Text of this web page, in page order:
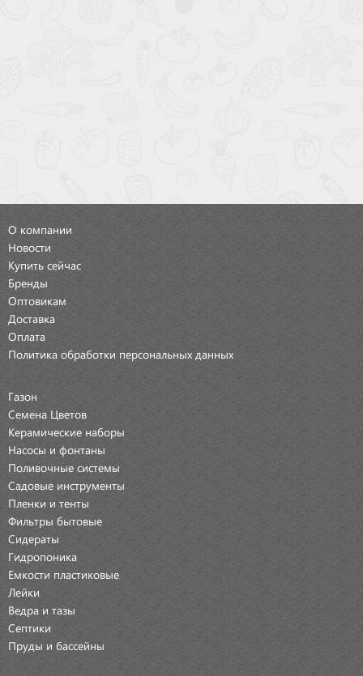
О компании
Новости
Купить сейчас
Бренды
Оптовикам
Доставка
Оплата
Политика обработки персональных данных
Газон
Семена Цветов
Керамические наборы
Насосы и фонтаны
Поливочные системы
Садовые инструменты
Пленки и тенты
Фильтры бытовые
Сидераты
Гидропоника
Емкости пластиковые
Лейки
Ведра и тазы
Септики
Пруды и бассейны